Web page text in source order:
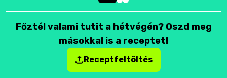
Főztél valami tutit a hétvégén? Oszd meg
másokkal is a receptet!
Receptfeltöltés